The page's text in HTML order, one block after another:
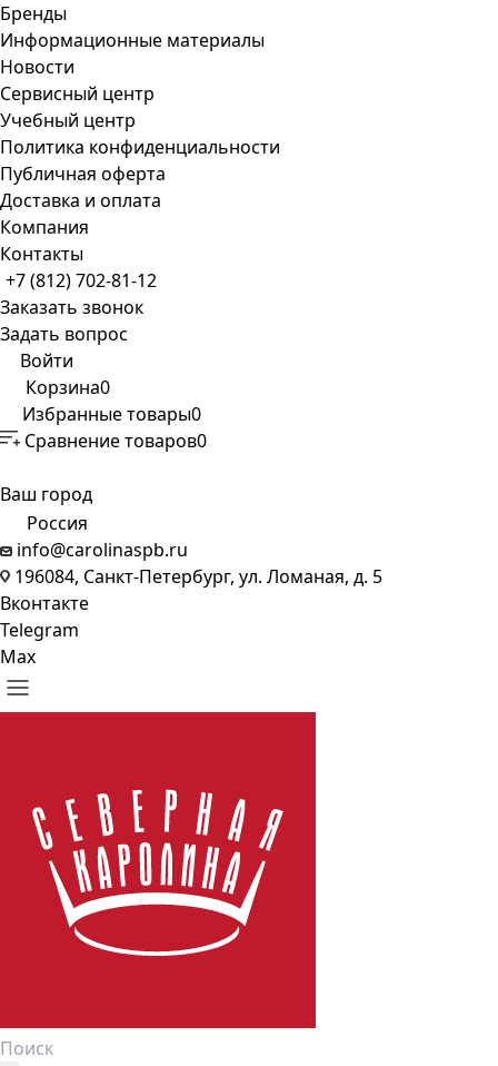
Бренды
Информационные материалы
Новости
Сервисный центр
Учебный центр
Политика конфиденциальности
Публичная оферта
Доставка и оплата
Компания
Контакты
+7 (812) 702-81-12
Заказать звонок
Задать вопрос
Войти
Корзина0
Избранные товары0
Сравнение товаров0
Ваш город
Россия
info@carolinaspb.ru
196084, Санкт-Петербург, ул. Ломаная, д. 5
Вконтакте
Telegram
Max